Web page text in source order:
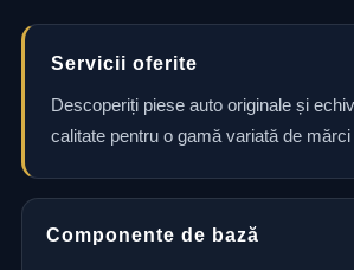
Servicii oferite
Descoperiți piese auto originale și
calitate pentru o gamă variată de
Componente de bază